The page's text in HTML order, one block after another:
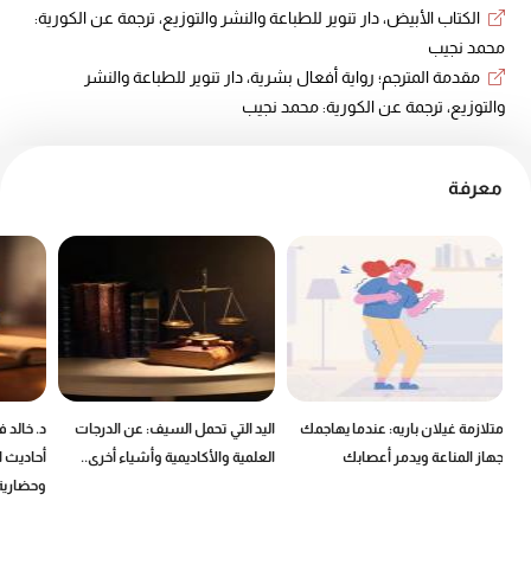
الكتاب الأبيض، دار تنوير للطباعة والنشر والتوزيع، ترجمة عن الكورية:
محمد نجيب
مقدمة المترجم؛ رواية أفعال بشرية، دار تنوير للطباعة والنشر
والتوزيع، ترجمة عن الكورية: محمد نجيب
معرفة
متلازمة غيلان باريه: عندما يهاجمك
جهاز المناعة ويدمر أعصابك
اليد التي تحمل السيف: عن الدرجات
العلمية والأكاديمية وأشياء أخرى..
د.
أحاديث